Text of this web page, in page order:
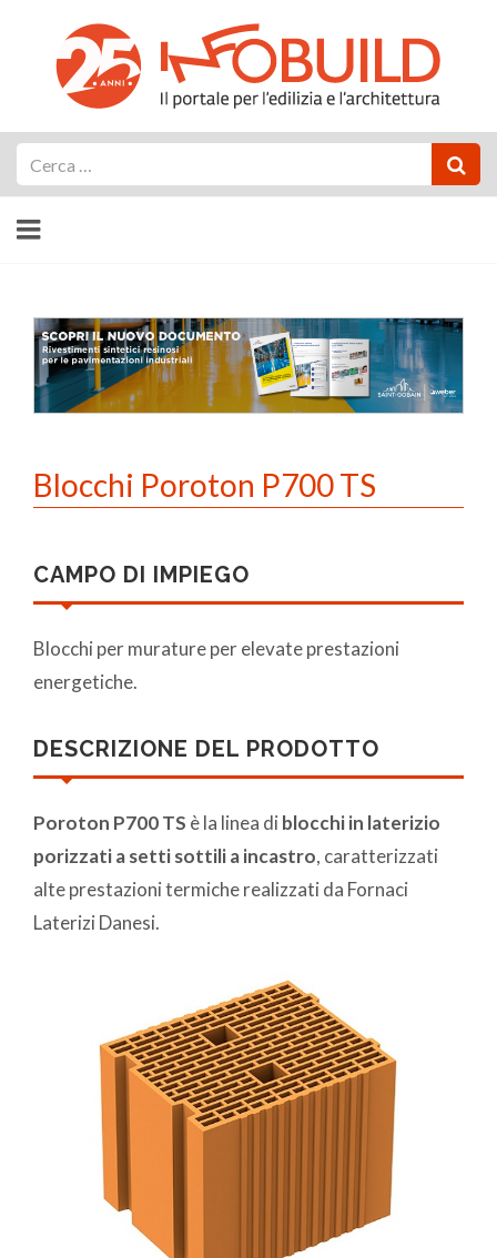
Blocchi Poroton P700 TS
CAMPO DI IMPIEGO
Blocchi per murature per elevate prestazioni
energetiche.
DESCRIZIONE DEL PRODOTTO
Poroton P700 TS è la linea di blocchi in laterizio
porizzati a setti sottili a incastro, caratterizzati
alte prestazioni termiche realizzati da Fornaci
Laterizi Danesi.